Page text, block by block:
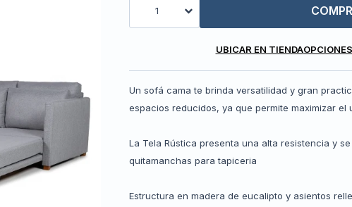
1
UBICAR EN TIENDA
Un sofá cama te brinda versatilidad y gran
espacios reducidos, ya que permite maximizar el
La Tela Rústica presenta una alta resistencia y
quitamanchas para tapiceria
Estructura en madera de eucalipto y asientos